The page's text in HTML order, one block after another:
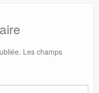
Les champs